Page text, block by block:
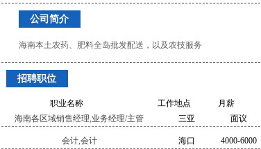
公司简介
海南本土农药、肥料全岛批发配送，以及农技服务
招聘职位
职业名称 工作地点 月薪
海南各区域销售经理,业务经理/主管
三亚 面议
会计,会计 海口 4000-6000